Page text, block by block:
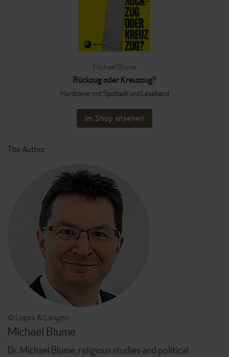
Michael Blume
Rückzug oder Kreuzzug?
Hardcover mit Spotlack und Leseband
Im Shop ansehen
The Author
© Loges & Langen
Michael Blume
Dr. Michael Blume, religious studies and political